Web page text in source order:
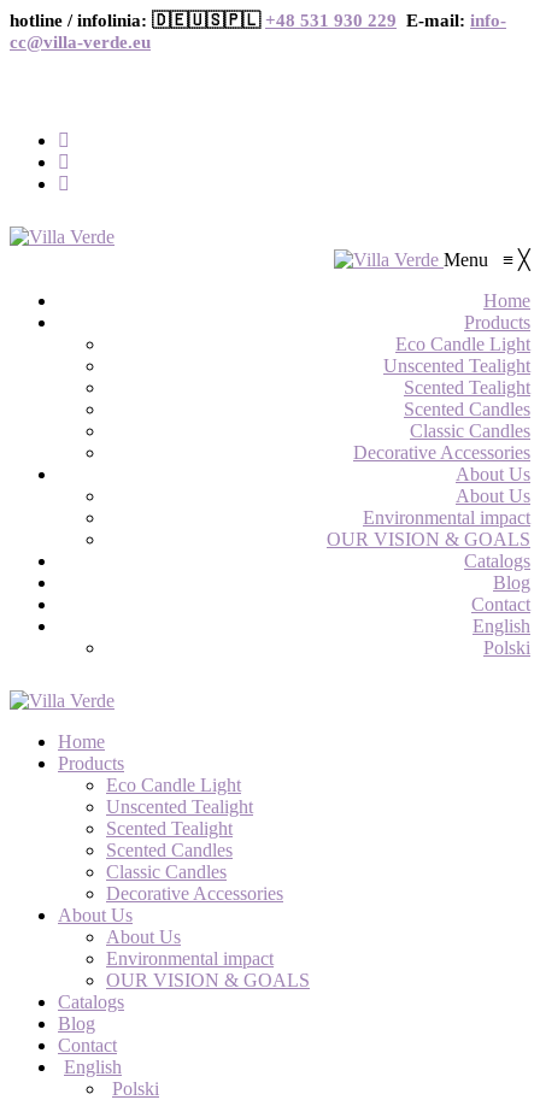
hotline / infolinia: 🇩🇪🇺🇸🇵🇱+48 531 930 229 E-mail: info-
cc@villa-verde.eu
Menu ≡ ╳
Home
Products
Eco Candle Light
Unscented Tealight
Scented Tealight
Scented Candles
Classic Candles
Decorative Accessories
About Us
About Us
Environmental impact
OUR VISION & GOALS
Catalogs
Blog
Contact
English
Polski
Home
Products
Eco Candle Light
Unscented Tealight
Scented Tealight
Scented Candles
Classic Candles
Decorative Accessories
About Us
About Us
Environmental impact
OUR VISION & GOALS
Catalogs
Blog
Contact
English
Polski